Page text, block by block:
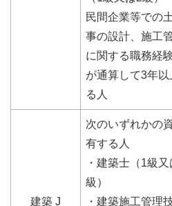
民間企業等での
事の設計、施工
に関する職務経
が通算して3年以
る人
建築 J
次のいずれかの
有する人
・建築士（1級又
級）
・建築施工管理